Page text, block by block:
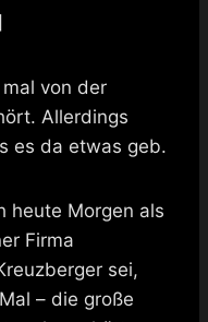
von der
Allerdings
es da etwas geb.
heute Morgen als
Firma
sei,
– die große